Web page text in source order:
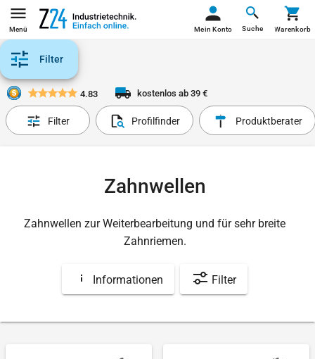
Menü Suche
Mein Konto Warenkorb
Filter
4.83 kostenlos ab 39 €
Filter Profilfinder Produktberater
Zahnwellen
Zahnwellen zur Weiterbearbeitung und für sehr breite
Zahnriemen.
Informationen Filter